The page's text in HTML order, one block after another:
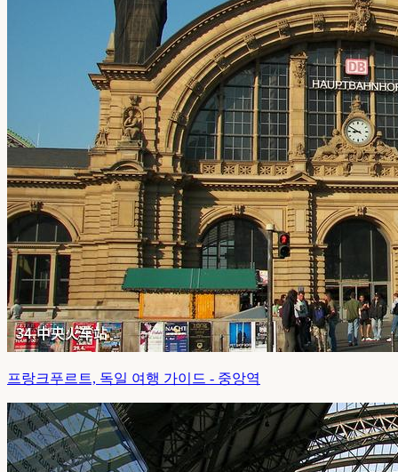
프랑크푸르트, 독일 여행 가이드 - 중앙역